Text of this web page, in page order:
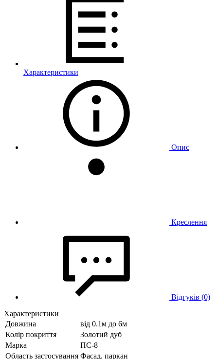
Характеристики
Опис
Креслення
Відгуків (0)
Характеристики
Довжина
від 0.1м до 6м
Колір покриття
Золотий дуб
Марка
ПС-8
Область застосування Фасад, паркан